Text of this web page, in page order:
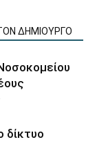
ΔΗΜΙΟΥΡΓΟ
δίκτυο